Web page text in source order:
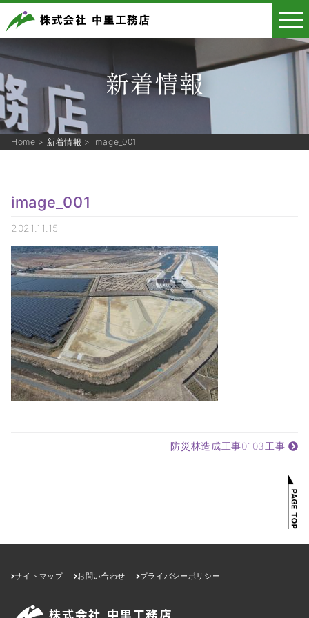
新着情報
Home > 新着情報 > image_001
image_001
2021.11.15
防災林造成工事0103工事
サイトマップ お問い合わせ プライバシーポリシー